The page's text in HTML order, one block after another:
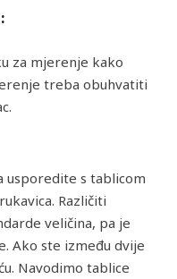
za mjerenje kako
treba obuhvatiti
usporedite s tablicom
Različiti
veličina, pa je
Ako ste između dvije
Navodimo tablice